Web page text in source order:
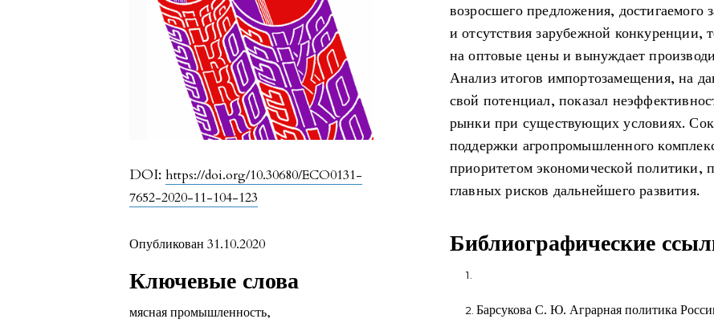
DOI:https://doi.org/10.30680/ECO0131-
7652-2020-11-104-123
Опубликован 31.10.2020
Ключевые слова
мясная промышленность,
возросшего предложения, достигаемого
и отсутствия зарубежной конкуренции,
на оптовые цены и вынуждает
Анализ итогов импортозамещения, на
свой потенциал, показал
рынки при существующих условиях.
поддержки агропромышленного
приоритетом экономической политики,
главных рисков дальнейшего развития.
Библиографические
Барсукова С. Ю. Аграрная политика